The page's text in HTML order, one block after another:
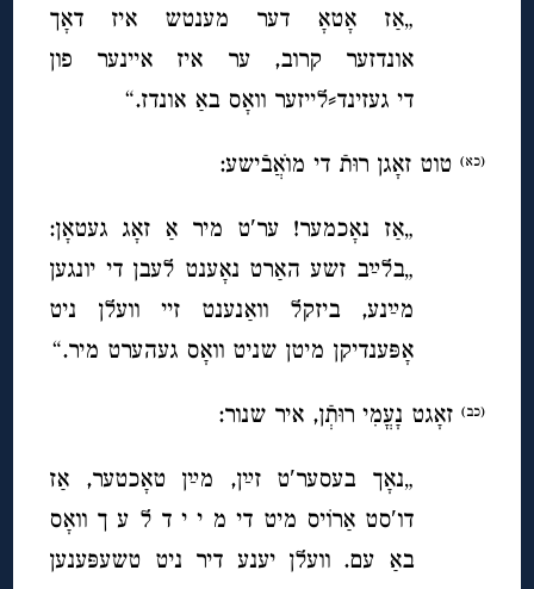
„אַז אָטאָ דער מענטש איז דאָך
אונדזער קרוב, ער איז איינער פון
די געזינד⸗לייזער וואָס באַ אונדז.“
(כא) טוט זאָגן רוּתֿ די מוׂאֲבֿישע:
„אַז נאָכמער! ער′ט מיר אַ זאָג געטאָן:
„בלײַב זשע האַרט נאָענט לעבן די יונגען
מײַנע, ביזקל וואַנענט זיי וועלן ניט
אָפּענדיקן מיטן שניט וואָס געהערט מיר.“
(כב) זאָגט נָעֳמִי רוּתְֿן, איר שנור:
„נאָך בעסער′ט זײַן, מײַן טאָכטער, אַז
דו′סט אַרוֹיס מיט די מ י י ד ל ע ך וואָס
באַ עם. וועלן יענע דיר ניט טשעפּענען